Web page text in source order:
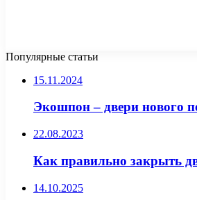
Популярные статьи
15.11.2024
Экошпон – двери нового
22.08.2023
Как правильно закрыть
14.10.2025